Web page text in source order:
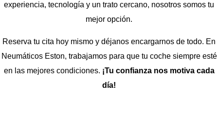
experiencia, tecnología y un trato cercano, nosotros somos tu
mejor opción.
Reserva tu cita hoy mismo y déjanos encargarnos de todo. En
Neumáticos Eston, trabajamos para que tu coche siempre esté
en las mejores condiciones. ¡Tu confianza nos motiva cada
día!